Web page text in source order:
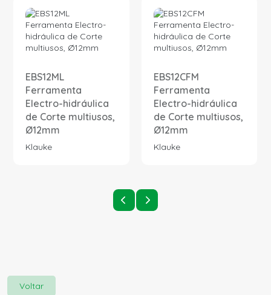
EBS12ML
Ferramenta
Electro-hidráulica
de Corte multiusos,
Ø12mm
Klauke
EBS12CFM
Ferramenta
Electro-hidráulica
de Corte multiusos,
Ø12mm
Klauke
Voltar